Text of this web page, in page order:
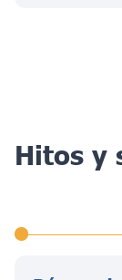
Hitos y